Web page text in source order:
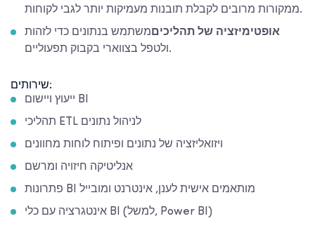
ממקורות מרובים לקבלת תובנות מעמיקות יותר לגבי לקוחות.
אופטימיזציה של תהליכיםמשתמש בנתונים כדי לזהות
ולטפל בצווארי בקבוק תפעוליים.
שירותים:
ייעוץ ויישום BI
תהליכי ETL לניהול נתונים
ויזואליזציה של נתונים ופיתוח לוחות מחוונים
אנליטיקה חיזויה ומרשם
פתרונות BI מותאמים אישית לענן, אינטרנט ומובייל
אינטגרציה עם כלי BI (למשל, Power BI)